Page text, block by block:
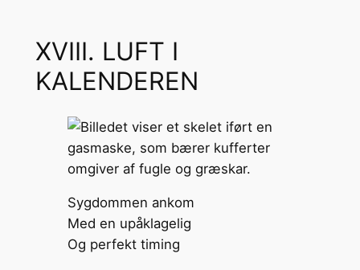
XVIII. LUFT I
KALENDEREN
Sygdommen ankom
Med en upåklagelig
Og perfekt timing